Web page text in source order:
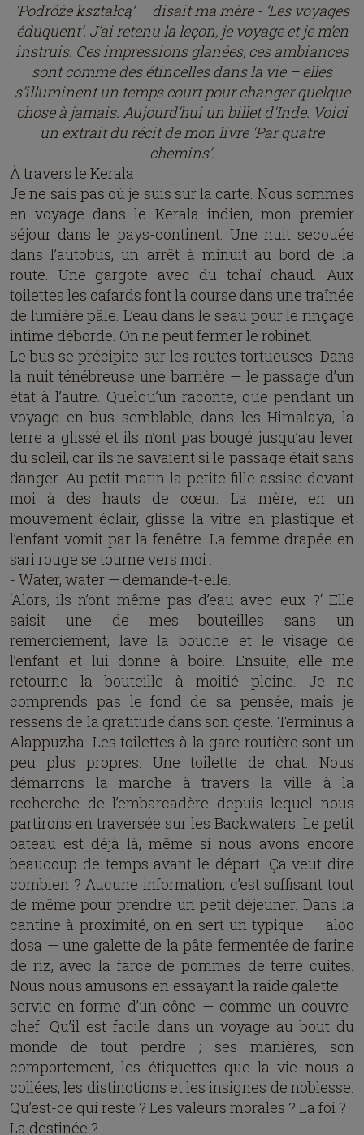
'Podróże kształcą’ — disait ma mère - ‘Les voyages
éduquent’. J’ai retenu la leçon, je voyage et je m’en
instruis. Ces impressions glanées, ces ambiances
sont comme des étincelles dans la vie – elles
s’illuminent un temps court pour changer quelque
chose à jamais. Aujourd’hui un billet d'Inde. Voici
un extrait du récit de mon livre 'Par quatre
chemins’.
À travers le Kerala
Je ne sais pas où je suis sur la carte. Nous sommes
en voyage dans le Kerala indien, mon premier
séjour dans le pays-continent. Une nuit secouée
dans l’autobus, un arrêt à minuit au bord de la
route. Une gargote avec du tchaï chaud. Aux
toilettes les cafards font la course dans une traînée
de lumière pâle. L’eau dans le seau pour le rinçage
intime déborde. On ne peut fermer le robinet.
Le bus se précipite sur les routes tortueuses. Dans
la nuit ténébreuse une barrière — le passage d’un
état à l’autre. Quelqu’un raconte, que pendant un
voyage en bus semblable, dans les Himalaya, la
terre a glissé et ils n’ont pas bougé jusqu’au lever
du soleil, car ils ne savaient si le passage était sans
danger. Au petit matin la petite fille assise devant
moi à des hauts de cœur. La mère, en un
mouvement éclair, glisse la vitre en plastique et
l’enfant vomit par la fenêtre. La femme drapée en
sari rouge se tourne vers moi :
- Water, water — demande-t-elle.
‘Alors, ils n’ont même pas d’eau avec eux ?‘ Elle
saisit une de mes bouteilles sans un
remerciement, lave la bouche et le visage de
l’enfant et lui donne à boire. Ensuite, elle me
retourne la bouteille à moitié pleine. Je ne
comprends pas le fond de sa pensée, mais je
ressens de la gratitude dans son geste. Terminus à
Alappuzha. Les toilettes à la gare routière sont un
peu plus propres. Une toilette de chat. Nous
démarrons la marche à travers la ville à la
recherche de l’embarcadère depuis lequel nous
partirons en traversée sur les Backwaters. Le petit
bateau est déjà là, même si nous avons encore
beaucoup de temps avant le départ. Ça veut dire
combien ? Aucune information, c’est suffisant tout
de même pour prendre un petit déjeuner. Dans la
cantine à proximité, on en sert un typique — aloo
dosa — une galette de la pâte fermentée de farine
de riz, avec la farce de pommes de terre cuites.
Nous nous amusons en essayant la raide galette —
servie en forme d’un cône — comme un couvre-
chef. Qu’il est facile dans un voyage au bout du
monde de tout perdre ; ses manières, son
comportement, les étiquettes que la vie nous a
collées, les distinctions et les insignes de noblesse.
Qu’est-ce qui reste ? Les valeurs morales ? La foi ?
La destinée ?